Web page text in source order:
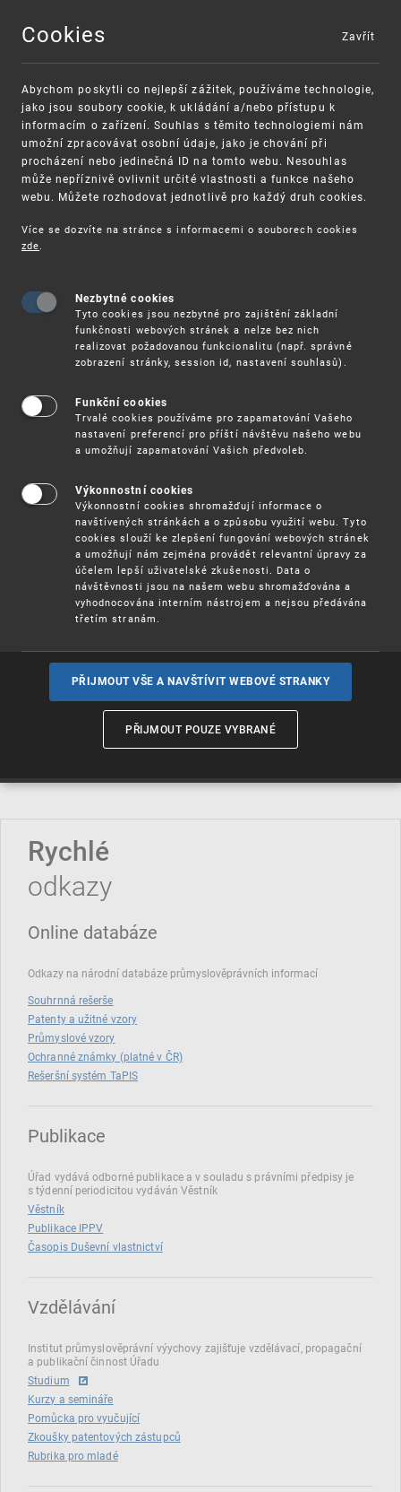
MENU
VAROVÁNÍ
Finanční podpora
Vynálezy / Patenty
Užitnévzory
Ochrannéznámky
Označení původua zeměpisná
Rychlé
odkazy
Online databáze
Odkazy na národní databáze průmyslověprávních informací
Souhrnná rešerše
Patenty a užitné vzory
Průmyslové vzory
Ochranné známky (platné v ČR)
Rešeršní systém TaPIS
Publikace
Úřad vydává odborné publikace a v souladu s právními předpisy je
s týdenní periodicitou vydáván Věstník
Věstník
Publikace IPPV
Časopis Duševní vlastnictví
Vzdělávání
Institut průmyslověprávní výychovy zajišťuje vzdělávací, propagační
a publikační činnost Úřadu
Studium
Kurzy a semináře
Pomůcka pro vyučující
Zkoušky patentových zástupců
Rubrika pro mladé
Cookies
Abychom poskytli co nejlepší zážitek, používáme technologie,
jako jsou soubory cookie, k ukládání a/nebo přístupu k
informacím o zařízení. Souhlas s těmito technologiemi nám
umožní zpracovávat osobní údaje, jako je chování při
procházení nebo jedinečná ID na tomto webu. Nesouhlas
může nepříznivě ovlivnit určité vlastnosti a funkce našeho
webu. Můžete rozhodovat jednotlivě pro každý druh cookies.
Více se dozvíte na stránce s informacemi o souborech cookies
zde.
Nezbytné cookies
Tyto cookies jsou nezbytné pro zajištění základní
funkčnosti webových stránek a nelze bez nich
realizovat požadovanou funkcionalitu (např. správné
zobrazení stránky, session id, nastavení souhlasů).
Funkční cookies
Trvalé cookies používáme pro zapamatování Vašeho
nastavení preferencí pro příští návštěvu našeho webu
a umožňují zapamatování Vašich předvoleb.
Výkonnostní cookies
Výkonnostní cookies shromažďují informace o
navštívených stránkách a o způsobu využití webu. Tyto
cookies slouží ke zlepšení fungování webových stránek
a umožňují nám zejména provádět relevantní úpravy za
účelem lepší uživatelské zkušenosti. Data o
návštěvnosti jsou na našem webu shromažďována a
vyhodnocována interním nástrojem a nejsou předávána
třetím stranám.
PŘIJMOUT VŠE A NAVŠTÍVIT WEBOVÉ STRANKY
PŘIJMOUT POUZE VYBRANÉ
Zavřít